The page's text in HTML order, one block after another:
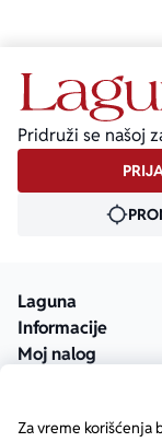
Za vreme korišćenja
Pridruži se našoj
Laguna
Informacije
Moj nalog